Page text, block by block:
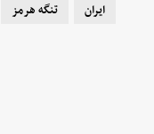
ایران تنگه هرمز